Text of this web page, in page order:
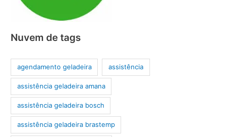
Nuvem de tags
agendamento geladeira assistência
assistência geladeira amana
assistência geladeira bosch
assistência geladeira brastemp